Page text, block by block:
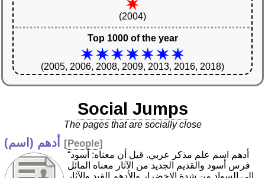
(2004)
Top 1000 of the year
(2005, 2006, 2008, 2009, 2013, 2016, 2018)
Social Jumps
The pages that are socially close
أدهم (اسم) [People]
“أدهم اسم علم مذكر عربي. قيل أن معناه: أسود
فرس أسود والقديم الجديد من الآثار معناه المائل